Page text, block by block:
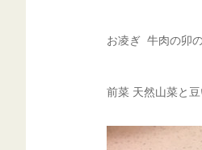
お凌ぎ 牛肉の卯
前菜 天然山菜と